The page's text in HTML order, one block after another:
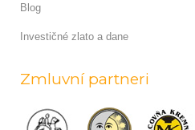
Blog
Investičné zlato a dane
Zmluvní partneri